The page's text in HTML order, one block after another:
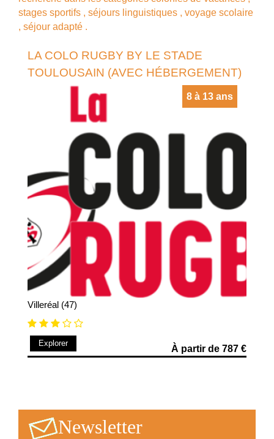
stages sportifs , séjours linguistiques , voyage scolaire
, séjour adapté .
LA COLO RUGBY BY LE STADE
TOULOUSAIN (AVEC HÉBERGEMENT)
8 à 13 ans
Villeréal (47)
Explorer
À partir de 787 €
Newsletter